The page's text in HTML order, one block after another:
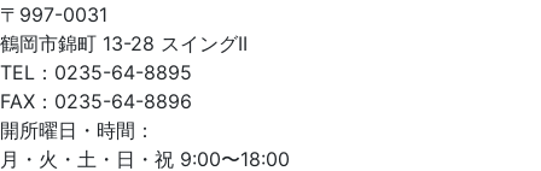
〒997-0031
鶴岡市錦町 13-28 スイングII
TEL：0235-64-8895
FAX：0235-64-8896
開所曜日・時間：
月・火・土・日・祝 9:00〜18:00